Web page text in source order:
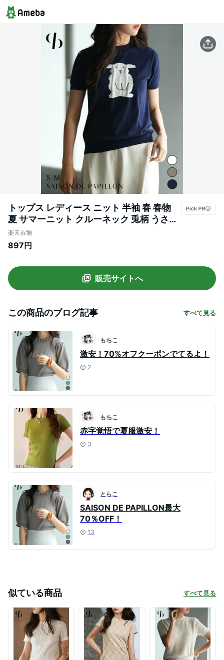
トップス レディース ニット 半袖 春 春物
夏 サマーニット クルーネック 兎柄 うさぎ
模様 配色 モノトーン カジュアル ハイゲー
ジ きれいめ 大人 おしゃれ 可愛い オフィス
sdpxyf6065
楽天市場
897円
販売サイトへ
この商品のブログ記事 すべて見る
もちこ
激安！70%オフクーポンでてるよ！
2
もちこ
赤字覚悟で夏服激安！
3
とらこ
SAISON DE PAPILLON最大
70％OFF！
13
似ている商品 すべて見る